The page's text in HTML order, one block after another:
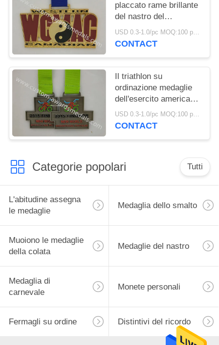
placcato rame brillante
del nastro del
trasferimento di calore
amichevole
USD 0.3-1.0/pc MOQ:100 pc per progettazione
CONTACT
Il triathlon su
ordinazione medaglie
dell'esercito americano
della pressofusione,
cordicelle molli della
USD 0.3-1.0/pc MOQ:100 pc per progettazione
CONTACT
Categorie popolari Tutti
L'abitudine assegna
le medaglie
Medaglia dello smalto
Muoiono le medaglie
della colata
Medaglie del nastro
Medaglia di
carnevale
Monete personali
Fermagli su ordine Distintivi del ricordo